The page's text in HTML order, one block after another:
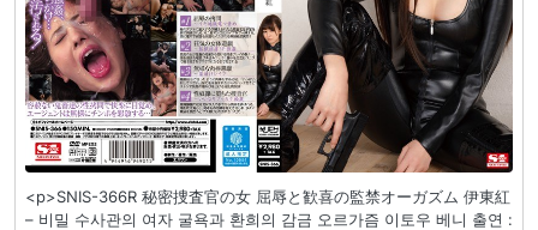
<p>SNIS-366R 秘密捜査官の女 屈辱と歓喜の監禁オーガズム 伊東紅
– 비밀 수사관의 여자 굴욕과 환희의 감금 오르가즘 이토우 베니 출연 :